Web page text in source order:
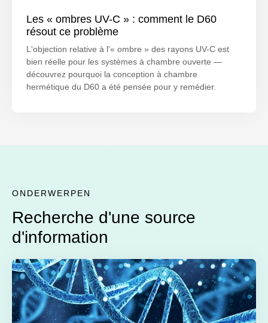
Les « ombres UV-C » : comment le D60
résout ce problème
L'objection relative à l'« ombre » des rayons UV-C est
bien réelle pour les systèmes à chambre ouverte —
découvrez pourquoi la conception à chambre
hermétique du D60 a été pensée pour y remédier.
ONDERWERPEN
Recherche d'une source
d'information